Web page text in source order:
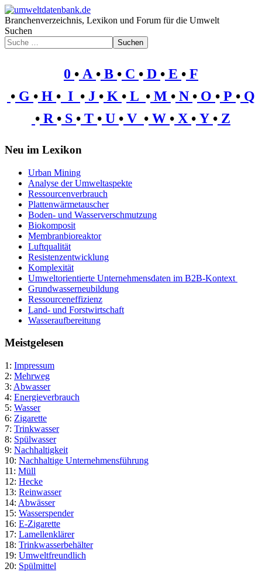
Branchenverzeichnis, Lexikon und Forum für die Umwelt
Suchen
Suchen
0 • A • B • C • D • E • F
• G • H • I • J • K • L • M • N • O • P • Q
• R • S • T • U • V • W • X • Y • Z
Neu im Lexikon
Urban Mining
Analyse der Umweltaspekte
Ressourcenverbrauch
Plattenwärmetauscher
Boden- und Wasserverschmutzung
Biokomposit
Membranbioreaktor
Luftqualität
Resistenzentwicklung
Komplexität
Umweltorientierte Unternehmensdaten im B2B-Kontext
Grundwasserneubildung
Ressourceneffizienz
Land- und Forstwirtschaft
Wasseraufbereitung
Meistgelesen
1: Impressum
2: Mehrweg
3: Abwasser
4: Energieverbrauch
5: Wasser
6: Zigarette
7: Trinkwasser
8: Spülwasser
9: Nachhaltigkeit
10: Nachhaltige Unternehmensführung
11: Müll
12: Hecke
13: Reinwasser
14: Abwässer
15: Wasserspender
16: E-Zigarette
17: Lamellenklärer
18: Trinkwasserbehälter
19: Umweltfreundlich
20: Spülmittel